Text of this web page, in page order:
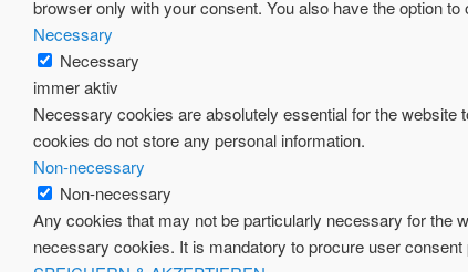
browser only with your consent. You also have the option
Necessary
Necessary
immer aktiv
Necessary cookies are absolutely essential for the
cookies do not store any personal information.
Non-necessary
Non-necessary
Any cookies that may not be particularly necessary for the
necessary cookies. It is mandatory to procure user